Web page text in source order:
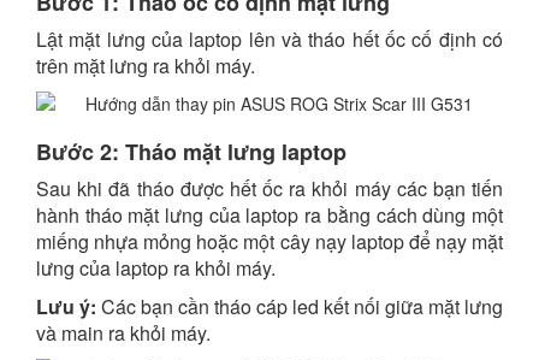
Lật mặt lưng của laptop lên và tháo hết ốc cố định có
trên mặt lưng ra khỏi máy.
Bước 2: Tháo mặt lưng laptop
Sau khi đã tháo được hết ốc ra khỏi máy các bạn tiến
hành tháo mặt lưng của laptop ra bằng cách dùng một
miếng nhựa mỏng hoặc một cây nạy laptop để nạy mặt
lưng của laptop ra khỏi máy.
Lưu ý: Các bạn cần tháo cáp led kết nối giữa mặt lưng
và main ra khỏi máy.